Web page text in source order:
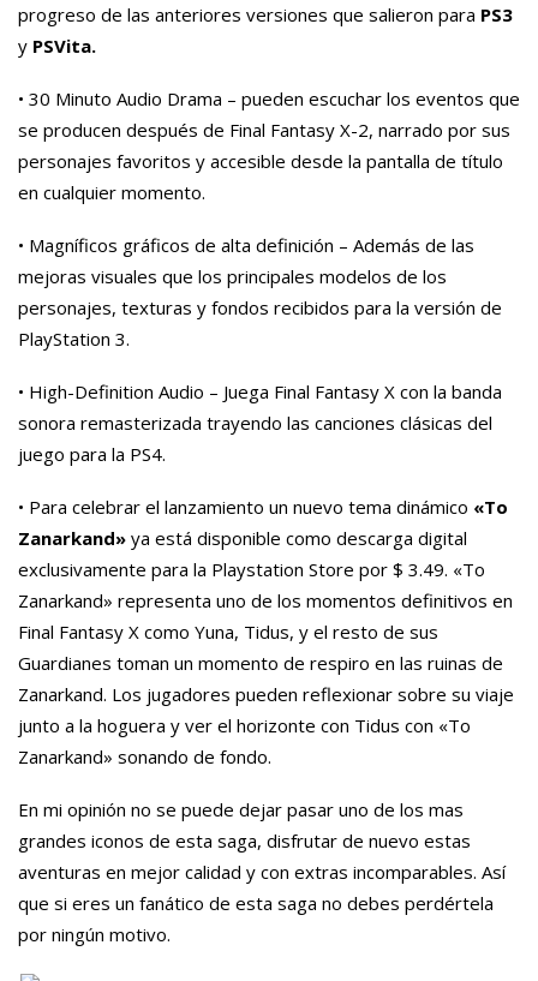
progreso de las anteriores versiones que salieron para PS3
y PSVita.
• 30 Minuto Audio Drama – pueden escuchar los eventos que
se producen después de Final Fantasy X-2, narrado por sus
personajes favoritos y accesible desde la pantalla de título
en cualquier momento.
• Magníficos gráficos de alta definición – Además de las
mejoras visuales que los principales modelos de los
personajes, texturas y fondos recibidos para la versión de
PlayStation 3.
• High-Definition Audio – Juega Final Fantasy X con la banda
sonora remasterizada trayendo las canciones clásicas del
juego para la PS4.
• Para celebrar el lanzamiento un nuevo tema dinámico «To
Zanarkand» ya está disponible como descarga digital
exclusivamente para la Playstation Store por $ 3.49. «To
Zanarkand» representa uno de los momentos definitivos en
Final Fantasy X como Yuna, Tidus, y el resto de sus
Guardianes toman un momento de respiro en las ruinas de
Zanarkand. Los jugadores pueden reflexionar sobre su viaje
junto a la hoguera y ver el horizonte con Tidus con «To
Zanarkand» sonando de fondo.
En mi opinión no se puede dejar pasar uno de los mas
grandes iconos de esta saga, disfrutar de nuevo estas
aventuras en mejor calidad y con extras incomparables. Así
que si eres un fanático de esta saga no debes perdértela
por ningún motivo.